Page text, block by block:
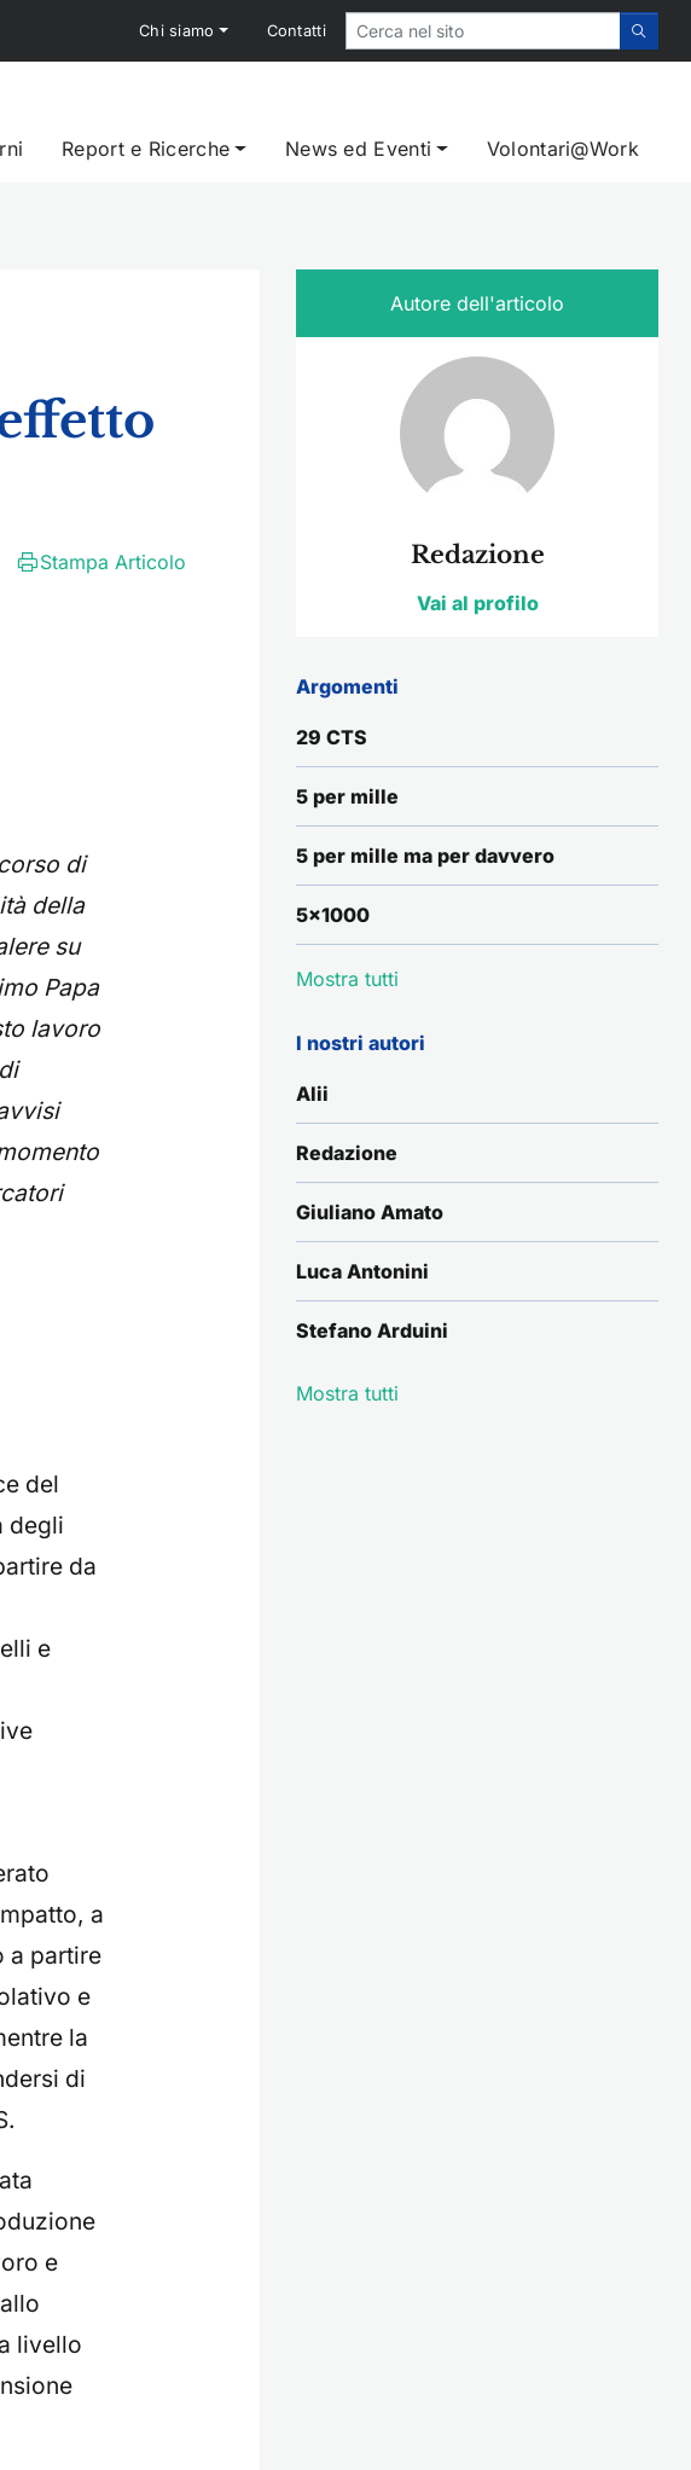
Chi siamo Contatti
Report e Ricerche News ed Eventi Volontari@Work
Stampa Articolo
di
della
su
Papa
lavoro
del
degli
da
e
a
a partire
e
la
di
e
livello
Autore dell'articolo
Redazione
Vai al profilo
Argomenti
29 CTS
5 per mille
5 per mille ma per davvero
5x1000
Mostra tutti
I nostri autori
Alii
Redazione
Giuliano Amato
Luca Antonini
Stefano Arduini
Mostra tutti